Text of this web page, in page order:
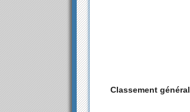
Classement général